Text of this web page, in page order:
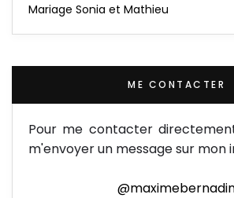
Mariage Sonia et Mathieu
ME CONTACTER
Pour me contacter
m'envoyer un message sur mon